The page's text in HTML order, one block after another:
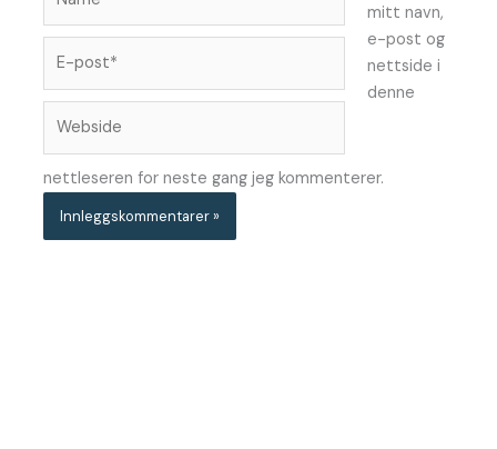
post*
mitt navn,
e-post og
nettside i
denne
nettleseren for neste gang jeg kommenterer.